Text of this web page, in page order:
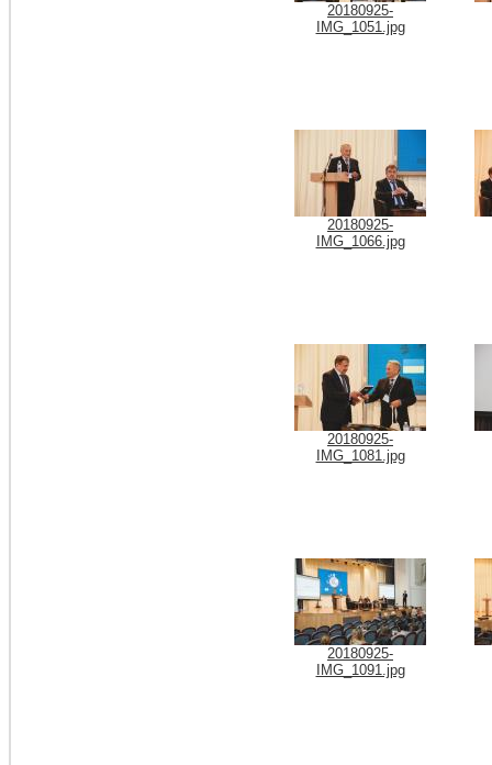
20180925-
IMG_1051.jpg
20180925-
IMG_1066.jpg
20180925-
IMG_1081.jpg
20180925-
IMG_1091.jpg